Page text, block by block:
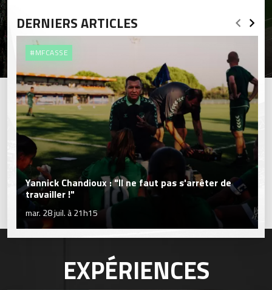
DERNIERS ARTICLES
#MFCASSE
Yannick Chandioux : "Il ne faut pas s'arrêter de
travailler !"
mar. 28 juil. à 21h15
EXPÉRIENCES